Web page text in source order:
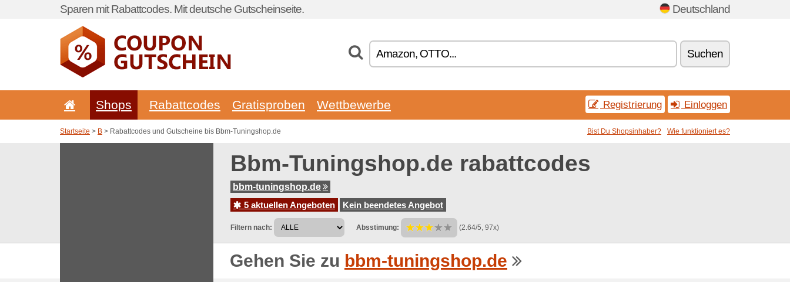
Sparen mit Rabattcodes. Mit deutsche Gutscheinseite. Deutschland
Suchen
Shops Rabattcodes Gratisproben Wettbewerbe Registrierung Einloggen
Startseite > B > Rabattcodes und Gutscheine bis Bbm-Tuningshop.de Bist Du Shopsinhaber? Wie funktioniert es?
Bbm-Tuningshop.de rabattcodes
bbm-tuningshop.de
5 aktuellen Angeboten
Kein beendetes Angebot
Filtern nach: Absstimung: (2.64/5, 97x)
Gehen Sie zu bbm-tuningshop.de